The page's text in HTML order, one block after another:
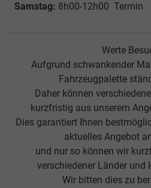
Samstag: 8h00-12h00 Termin
Werte
Aufgrund schwankender
Fahrzeugpalette
Daher können
kurzfristig aus unserem
Dies garantiert Ihnen
aktuelles Angebot
und nur so können wir
verschiedener Länder und
Wir bitten dies zu